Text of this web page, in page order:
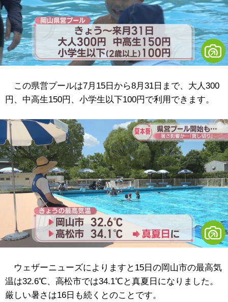
この県営プールは7月15日から8月31日まで、大人300
円、中高生150円、小学生以下100円で利用できます。
ウェザーニューズによりますと15日の岡山市の最高気
温は32.6℃、高松市では34.1℃と真夏日になりました。
厳しい暑さは16日も続くとのことです。